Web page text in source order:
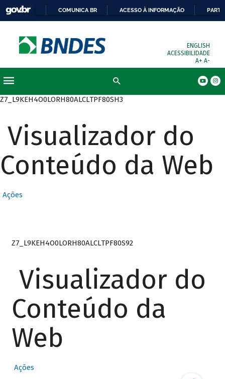
COMUNICA BR ACESSO À INFORMAÇÃO
ENGLISH
ACESSIBILIDADE
A+ A-
Z7_L9KEH4O0LORH80ALCLTPF80SH3
Visualizador do
Conteúdo da Web
Ações
Z7_L9KEH4O0LORH80ALCLTPF80S92
Visualizador do
Conteúdo da
Web
Ações